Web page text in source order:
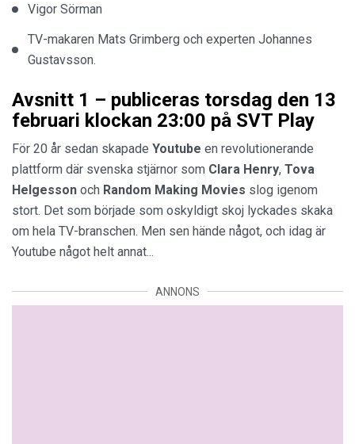
Vigor Sörman
TV-makaren Mats Grimberg och experten Johannes
Gustavsson.
Avsnitt 1 – publiceras torsdag den 13
februari klockan 23:00 på SVT Play
För 20 år sedan skapade Youtube en revolutionerande
plattform där svenska stjärnor som Clara Henry, Tova
Helgesson och Random Making Movies slog igenom
stort. Det som började som oskyldigt skoj lyckades skaka
om hela TV-branschen. Men sen hände något, och idag är
Youtube något helt annat...
ANNONS